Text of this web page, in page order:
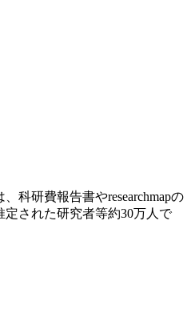
科研費報告書やresearchmapの
された研究者等約30万人で